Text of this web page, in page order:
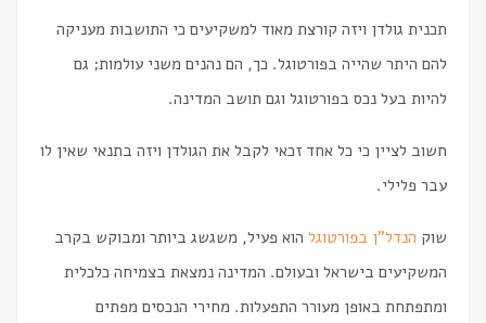
תכנית גולדן ויזה קורצת מאוד למשקיעים כי התושבות מעניקה
להם היתר שהייה בפורטוגל. כך, הם נהנים משני עולמות; גם
להיות בעל נכס בפורטוגל וגם תושב המדינה.
חשוב לציין כי כל אחד זכאי לקבל את הגולדן ויזה בתנאי שאין לו
עבר פלילי.
שוק הנדל"ן בפורטוגל הוא פעיל, משגשג ביותר ומבוקש בקרב
המשקיעים בישראל ובעולם. המדינה נמצאת בצמיחה כלכלית
ומתפתחת באופן מעורר התפעלות. מחירי הנכסים מפתים